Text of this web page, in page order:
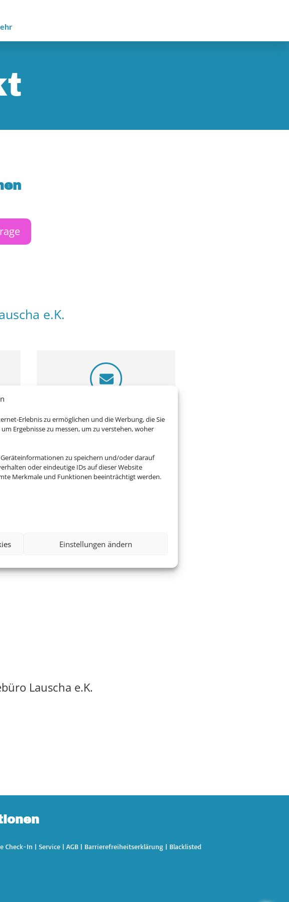
Erlebnis zu ermöglichen und die Werbung, die Sie
Ergebnisse zu messen, um zu verstehen, woher
zu speichern und/oder darauf
oder eindeutige IDs auf dieser Website
Merkmale und Funktionen beeinträchtigt werden.
Einstellungen ändern
e.K.
info@reisebuero-lauscha.de
Lauscha e.K.
Check-In | Service| AGB| Barrierefreiheitserklärung | Blacklisted